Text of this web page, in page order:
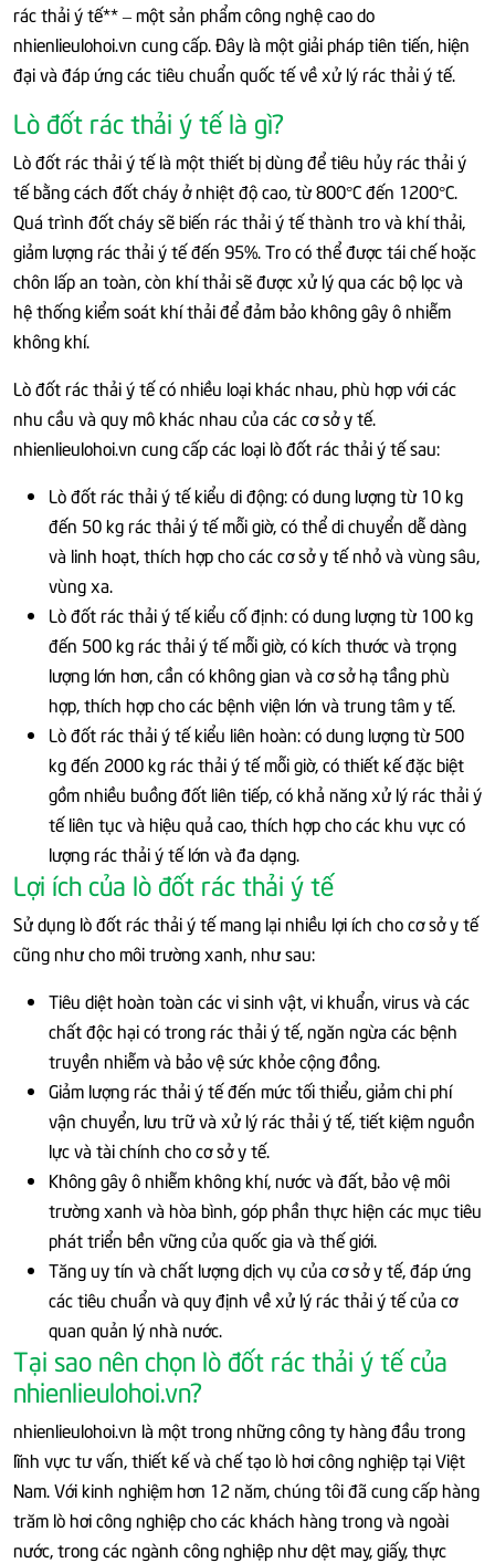
rác thải ý tế** – một sản phẩm công nghệ cao do
nhienlieulohoi.vn cung cấp. Đây là một giải pháp tiên tiến, hiện
đại và đáp ứng các tiêu chuẩn quốc tế về xử lý rác thải ý tế.
Lò đốt rác thải ý tế là gì?
Lò đốt rác thải ý tế là một thiết bị dùng để tiêu hủy rác thải ý
tế bằng cách đốt cháy ở nhiệt độ cao, từ 800°C đến 1200°C.
Quá trình đốt cháy sẽ biến rác thải ý tế thành tro và khí thải,
giảm lượng rác thải ý tế đến 95%. Tro có thể được tái chế hoặc
chôn lấp an toàn, còn khí thải sẽ được xử lý qua các bộ lọc và
hệ thống kiểm soát khí thải để đảm bảo không gây ô nhiễm
không khí.
Lò đốt rác thải ý tế có nhiều loại khác nhau, phù hợp với các
nhu cầu và quy mô khác nhau của các cơ sở y tế.
nhienlieulohoi.vn cung cấp các loại lò đốt rác thải ý tế sau:
Lò đốt rác thải ý tế kiểu di động: có dung lượng từ 10 kg
đến 50 kg rác thải ý tế mỗi giờ, có thể di chuyển dễ dàng
và linh hoạt, thích hợp cho các cơ sở y tế nhỏ và vùng sâu,
vùng xa.
Lò đốt rác thải ý tế kiểu cố định: có dung lượng từ 100 kg
đến 500 kg rác thải ý tế mỗi giờ, có kích thước và trọng
lượng lớn hơn, cần có không gian và cơ sở hạ tầng phù
hợp, thích hợp cho các bệnh viện lớn và trung tâm y tế.
Lò đốt rác thải ý tế kiểu liên hoàn: có dung lượng từ 500
kg đến 2000 kg rác thải ý tế mỗi giờ, có thiết kế đặc biệt
gồm nhiều buồng đốt liên tiếp, có khả năng xử lý rác thải ý
tế liên tục và hiệu quả cao, thích hợp cho các khu vực có
lượng rác thải ý tế lớn và đa dạng.
Lợi ích của lò đốt rác thải ý tế
Sử dụng lò đốt rác thải ý tế mang lại nhiều lợi ích cho cơ sở y tế
cũng như cho môi trường xanh, như sau:
Tiêu diệt hoàn toàn các vi sinh vật, vi khuẩn, virus và các
chất độc hại có trong rác thải ý tế, ngăn ngừa các bệnh
truyền nhiễm và bảo vệ sức khỏe cộng đồng.
Giảm lượng rác thải ý tế đến mức tối thiểu, giảm chi phí
vận chuyển, lưu trữ và xử lý rác thải ý tế, tiết kiệm nguồn
lực và tài chính cho cơ sở y tế.
Không gây ô nhiễm không khí, nước và đất, bảo vệ môi
trường xanh và hòa bình, góp phần thực hiện các mục tiêu
phát triển bền vững của quốc gia và thế giới.
Tăng uy tín và chất lượng dịch vụ của cơ sở y tế, đáp ứng
các tiêu chuẩn và quy định về xử lý rác thải ý tế của cơ
quan quản lý nhà nước.
Tại sao nên chọn lò đốt rác thải ý tế của
nhienlieulohoi.vn?
nhienlieulohoi.vn là một trong những công ty hàng đầu trong
lĩnh vực tư vấn, thiết kế và chế tạo lò hơi công nghiệp tại Việt
Nam. Với kinh nghiệm hơn 12 năm, chúng tôi đã cung cấp hàng
trăm lò hơi công nghiệp cho các khách hàng trong và ngoài
nước, trong các ngành công nghiệp như dệt may, giấy, thực